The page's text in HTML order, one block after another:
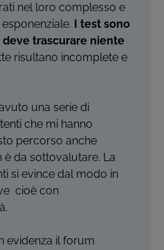
nel loro complesso e
I test sono
trascurare niente
risultano incomplete e
una serie di
che mi hanno
percorso anche
è da sottovalutare. La
si evince dal modo in
cioè con
evidenza il forum